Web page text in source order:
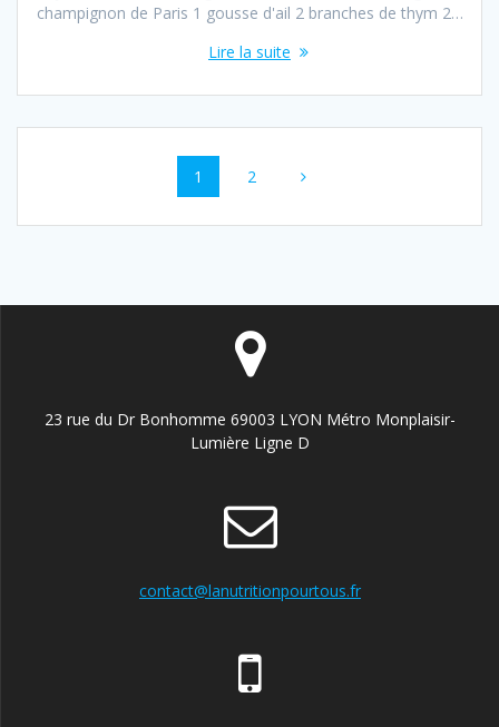
champignon de Paris 1 gousse d'ail 2 branches de thym 2…
Lire la suite
Navigation
sein
Page
1 Page
2
23 rue du Dr Bonhomme 69003 LYON Métro Monplaisir-
Lumière Ligne D
contact@lanutritionpourtous.fr